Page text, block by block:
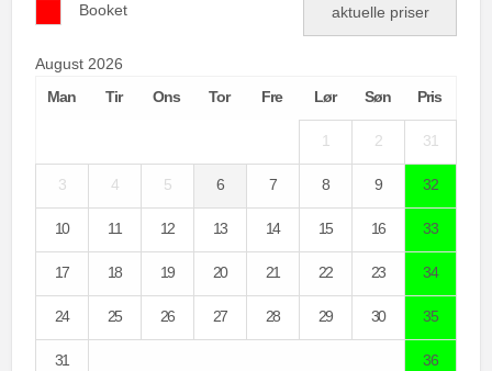
Booket
aktuelle priser
August 2026
Man
Tir Ons Tor Fre Lør Søn Pris
1 2 31
3 4 5 6 7 8 9 32
10 11 12 13 14 15 16 33
17 18 19 20 21 22 23 34
24 25 26 27 28 29 30 35
31 36